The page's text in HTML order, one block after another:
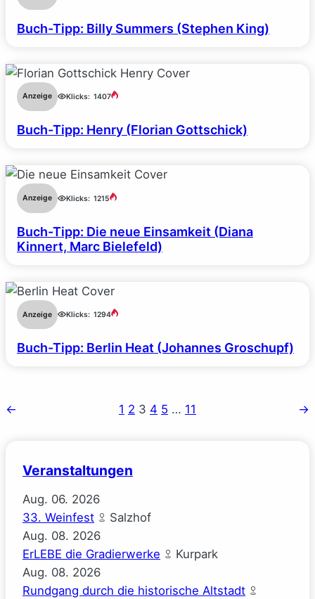
Buch-Tipp: Billy Summers (Stephen King)
Anzeige Klicks: 1407
Buch-Tipp: Henry (Florian Gottschick)
Anzeige Klicks: 1215
Buch-Tipp: Die neue Einsamkeit (Diana
Kinnert, Marc Bielefeld)
Anzeige Klicks: 1294
Buch-Tipp: Berlin Heat (Johannes Groschupf)
← 1 2 3 4 5 … 11 →
Veranstaltungen
Aug. 06. 2026
33. Weinfest
Salzhof
Aug. 08. 2026
ErLEBE die Gradierwerke
Kurpark
Aug. 08. 2026
Rundgang durch die historische Altstadt